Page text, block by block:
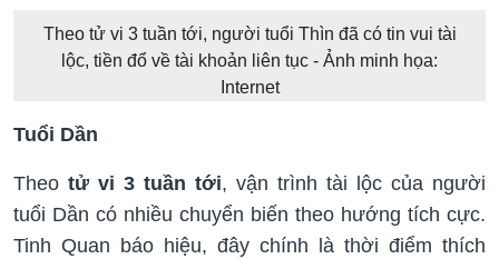
Theo tử vi 3 tuần tới, người tuổi Thìn đã có tin vui tài
lộc, tiền đổ về tài khoản liên tục - Ảnh minh họa:
Internet
Tuổi Dần
Theo tử vi 3 tuần tới, vận trình tài lộc của người
tuổi Dần có nhiều chuyển biến theo hướng tích cực.
Tinh Quan báo hiệu, đây chính là thời điểm thích